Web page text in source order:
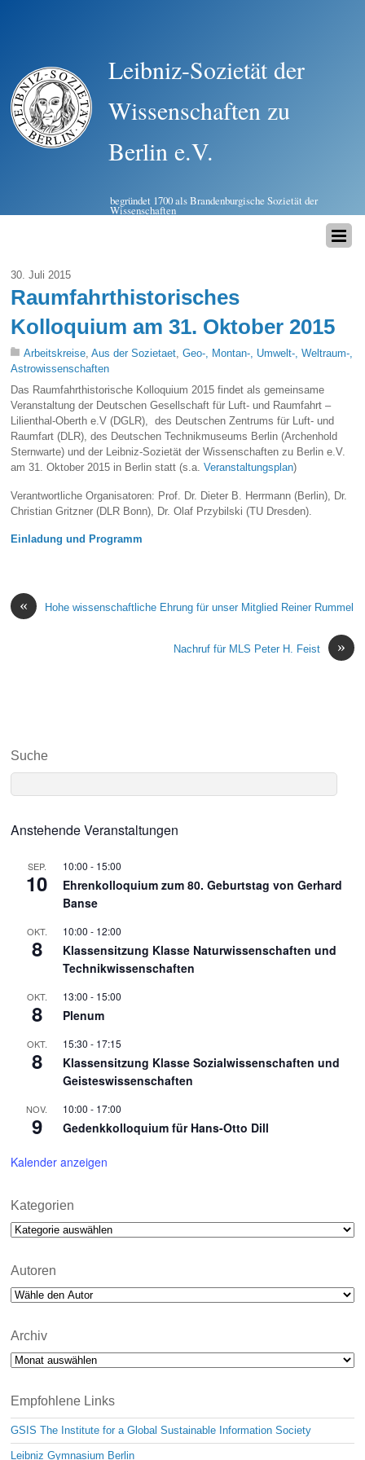
Leibniz-Sozietät der
Wissenschaften zu
Berlin e.V.
begründet 1700 als Brandenburgische Sozietät der
Wissenschaften
30. Juli 2015
Raumfahrthistorisches
Kolloquium am 31. Oktober 2015
Arbeitskreise,Aus der Sozietaet,Geo-, Montan-, Umwelt-, Weltraum-,
Astrowissenschaften
Das Raumfahrthistorische Kolloquium 2015 findet als gemeinsame
Veranstaltung der Deutschen Gesellschaft für Luft- und Raumfahrt –
Lilienthal-Oberth e.V (DGLR), des Deutschen Zentrums für Luft- und
Raumfart (DLR), des Deutschen Technikmuseums Berlin (Archenhold
Sternwarte) und der Leibniz-Sozietät der Wissenschaften zu Berlin e.V.
am 31. Oktober 2015 in Berlin statt (s.a.Veranstaltungsplan)
Verantwortliche Organisatoren: Prof. Dr. Dieter B. Herrmann (Berlin), Dr.
Christian Gritzner (DLR Bonn), Dr. Olaf Przybilski (TU Dresden).
Einladung und Programm
« Hohe wissenschaftliche Ehrung für unser Mitglied Reiner Rummel
»
Nachruf für MLS Peter H. Feist
Suche
Anstehende Veranstaltungen
SEP.
10
10:00 - 15:00
Ehrenkolloquium zum 80. Geburtstag von Gerhard
Banse
OKT.
8
10:00 - 12:00
Klassensitzung Klasse Naturwissenschaften und
Technikwissenschaften
OKT.
8
13:00 - 15:00
Plenum
OKT.
8
15:30 - 17:15
Klassensitzung Klasse Sozialwissenschaften und
Geisteswissenschaften
NOV.
9
10:00 - 17:00
Gedenkkolloquium für Hans-Otto Dill
Kalender anzeigen
Kategorien
Kategorien
Autoren
Archiv
Archiv
Empfohlene Links
GSIS The Institute for a Global Sustainable Information Society
Leibniz Gymnasium Berlin